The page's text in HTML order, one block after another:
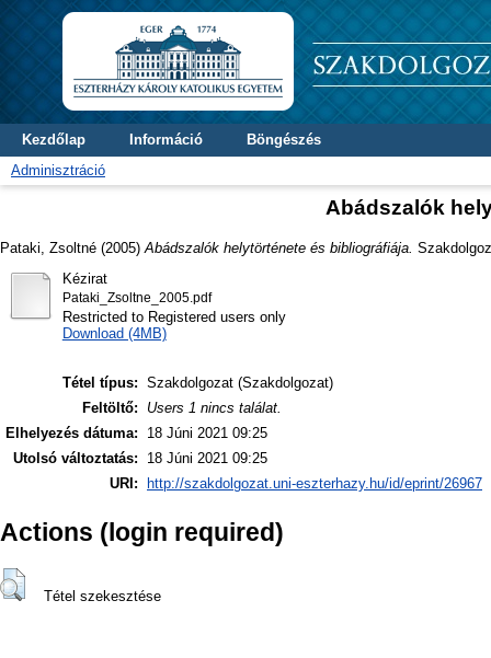
Kezdőlap Információ
Böngészés
Adminisztráció
Abádszalók
Pataki, Zsoltné (2005) Abádszalók helytörténete és bibliográfiája.
Kézirat
Pataki_Zsoltne_2005.pdf
Restricted to Registered users only
Download (4MB)
Tétel típus: Szakdolgozat (Szakdolgozat)
Feltöltő:
Users 1 nincs találat.
Elhelyezés dátuma:
18 Júni 2021 09:25
Utolsó változtatás:
18 Júni 2021 09:25
URI:
http://szakdolgozat.uni-eszterhazy.hu/id/eprint/26967
Actions (login required)
Tétel szekesztése